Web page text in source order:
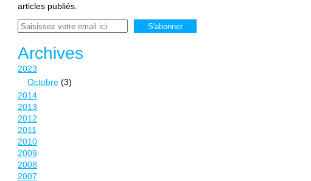
articles publiés.
Email
Archives
2023
Octobre (3)
2014
2013
2012
2011
2010
2009
2008
2007